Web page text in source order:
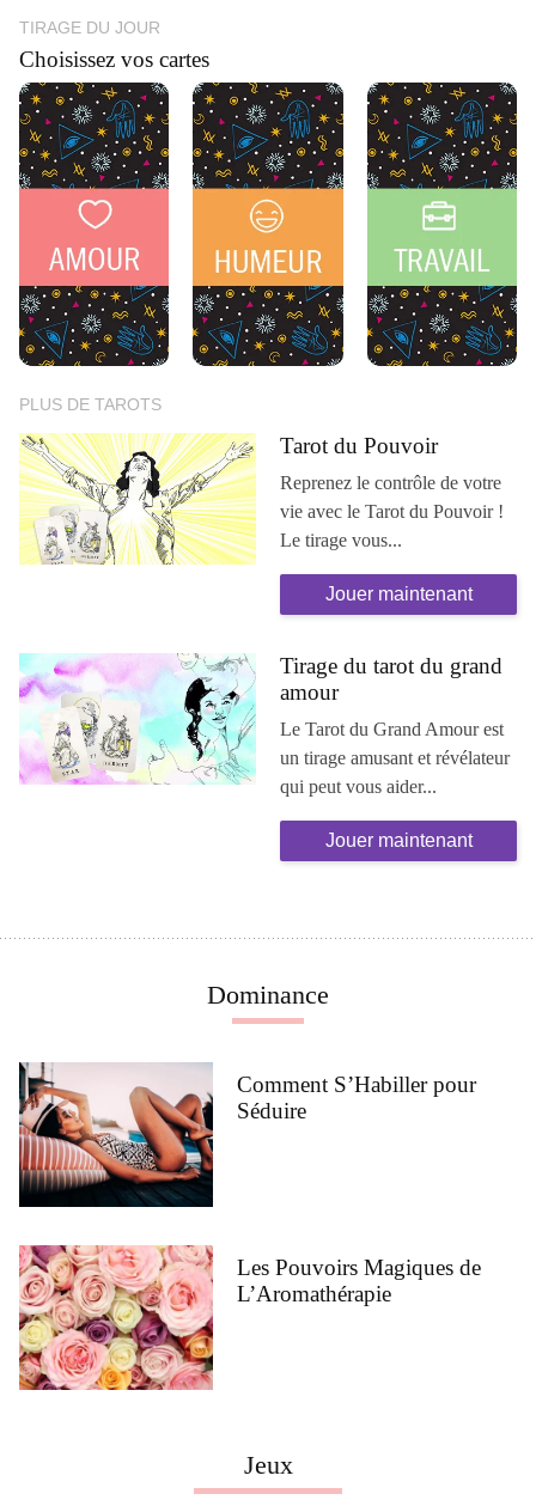
TIRAGE DU JOUR
Choisissez vos cartes
PLUS DE TAROTS
Tarot du Pouvoir
Reprenez le contrôle de votre
vie avec le Tarot du Pouvoir !
Le tirage vous...
Jouer maintenant
Tirage du tarot du grand
amour
Le Tarot du Grand Amour est
un tirage amusant et révélateur
qui peut vous aider...
Jouer maintenant
Dominance
Comment S’Habiller pour
Séduire
Les Pouvoirs Magiques de
L’Aromathérapie
Jeux